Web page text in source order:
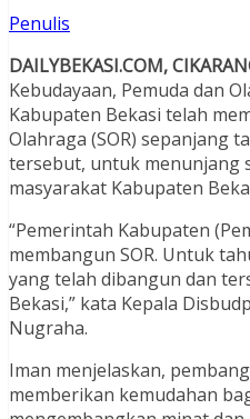
Penulis
DAILYBEKASI.COM,
Kebudayaan, Pemuda dan
Kabupaten Bekasi telah
Olahraga (SOR) sepanjang
tersebut, untuk menunjang
masyarakat Kabupaten
“Pemerintah Kabupaten
membangun SOR. Untuk
yang telah dibangun dan
Bekasi,” kata Kepala
Nugraha.
Iman menjelaskan,
memberikan kemudahan